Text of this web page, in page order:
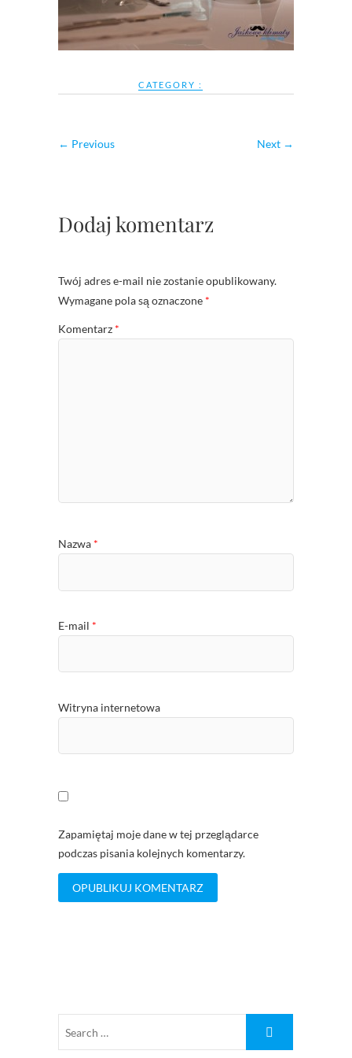
CATEGORY :
← Previous Next →
Dodaj komentarz
Twój adres e-mail nie zostanie opublikowany.
Wymagane pola są oznaczone *
Komentarz *
Nazwa *
E-mail *
Witryna internetowa
Zapamiętaj moje dane w tej przeglądarce
podczas pisania kolejnych komentarzy.